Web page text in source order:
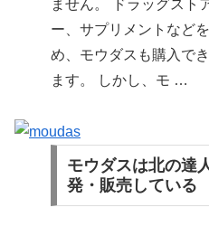
ません。 ドラッグスト
ー、サプリメントなど
め、モウダスも購入で
ます。 しかし、モ …
モウダスは北の達
発・販売している